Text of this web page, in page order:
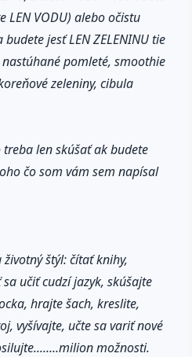
LEN VODU) alebo očistu
jesť LEN ZELENINU tie
pomleté, smoothie
zeleniny, cibula
len skúšať ak budete
čo som vám sem napísal
štýl: čítať knihy,
učiť cudzí jazyk, skúšajte
hrajte šach, kreslite,
vyšívajte, učte sa variť nové
možnosti.